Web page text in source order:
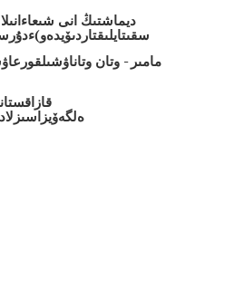
ديماشتىڭ انى